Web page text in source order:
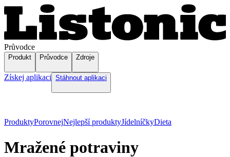
Průvodce
Produkt Průvodce Zdroje
Získej aplikaci Stáhnout aplikaci
ProduktyPorovnejNejlepší produktyJídelníčkyDieta
Mražené potraviny